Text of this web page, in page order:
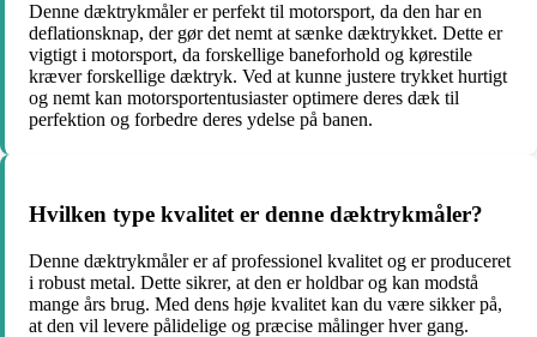
Denne dæktrykmåler er perfekt til motorsport, da den har en
deflationsknap, der gør det nemt at sænke dæktrykket. Dette er
vigtigt i motorsport, da forskellige baneforhold og kørestile
kræver forskellige dæktryk. Ved at kunne justere trykket hurtigt
og nemt kan motorsportentusiaster optimere deres dæk til
perfektion og forbedre deres ydelse på banen.
Hvilken type kvalitet er denne dæktrykmåler?
Denne dæktrykmåler er af professionel kvalitet og er produceret
i robust metal. Dette sikrer, at den er holdbar og kan modstå
mange års brug. Med dens høje kvalitet kan du være sikker på,
at den vil levere pålidelige og præcise målinger hver gang.